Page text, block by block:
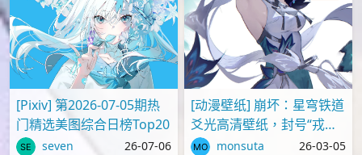
[Pixiv] 第2026-07-05期热
门精选美图综合日榜Top20
seven 26-07-06
[动漫壁纸] 崩坏：星穹铁道
爻光高清壁纸，封号“戎韬
将军”monsuta 26-03-05